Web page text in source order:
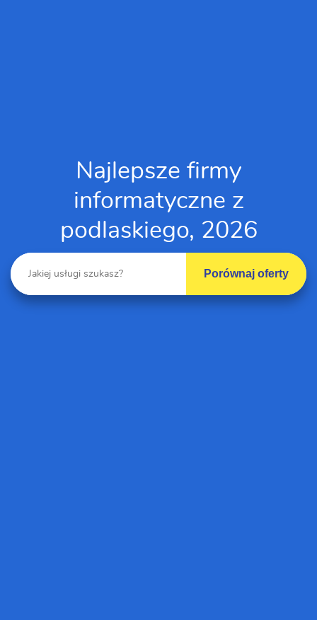
Najlepsze firmy
informatyczne z
podlaskiego, 2026
Porównaj oferty